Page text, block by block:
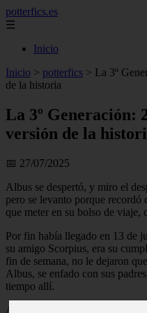
potterfics.es
☰
Inicio
Inicio > potterfics > La 3º
de la historia
La 3º Generación:
versión de la
📅 27/07/2025
Albus se despertó, y miro el
pero se levanto porque recordó
que meter en su bolso de viaje,
Por fin había llegado en 13 de
su amigo Scorpius, era su
fin de semana, no le dejaron
Albus, se enfado con sus
tiempo allí.
Albus supuso que era por